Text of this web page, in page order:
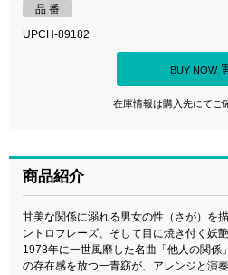
品 番
UPCH-89182
BUY NOW
在庫情報は購入先にてご
商品紹介
甘美な関係に溺れる男女の性（さが）を
ントロフレーズ、そして目に焼き付く妖艶
1973年に一世風靡した名曲「他人の関係
の存在感を放つ一青窈が、アレンジと演